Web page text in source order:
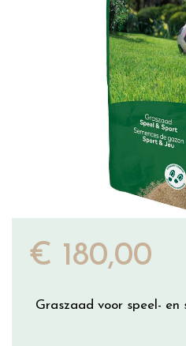
€ 180,00
Graszaad voor speel- en